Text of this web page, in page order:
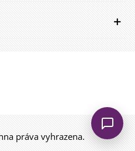
práva vyhrazena.